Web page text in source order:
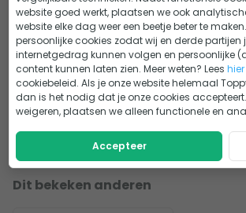
Deze Sponge 20 buitenlamp van Nordlux
de Take Me Anywhere serie. De lampen in
deze Sponge, zijn draagbaar en werken
maar op een accu. Hierdoor zijn deze
gebruik buitenshuis op je terras of balkon
overal in je tuin te plaatsen.
Montage handleiding - Nordlux
hanglamp
Lastig kiezen?
KEUZEHULP Welke buitenverlichting past bij
tuinverlichtingsplan
Dit bekeken anderen
website goed werkt, plaatsen we ook
website elke dag weer een beetje beter te
persoonlijke cookies zodat wij en derde partijen
internetgedrag kunnen volgen en persoonlijke
content kunnen laten zien. Meer weten? Leeshier
cookiebeleid. Als je onze website helemaal
dan is het nodig dat je onze cookies
weigeren, plaatsen we alleen functionele en
Accepteer